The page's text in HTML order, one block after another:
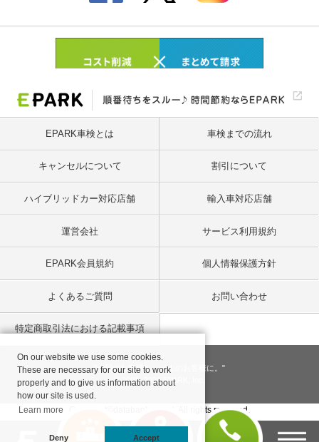
EPARK車検とは 車検までの流れ
キャンセルについて 割引について
ハイブリッドカー対応店舗 輸入車対応店舗
運営会社 サービス利用規約
EPARK会員規約 個人情報保護方針
よくあるご質問 お問い合わせ
特定商取引法における記載事項
"一回のお客様を、一生のお客様に。"
© 2001- 2026 EPARK, Inc.
Copyright©databank co, ltd. All rights reserved.
On our website we use some cookies.
These are necessary for our site to work
properly and to give us information about
how our site is used.
Learn more
Deny Accept